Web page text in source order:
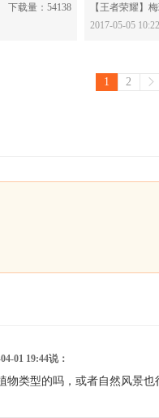
下载量：54138
2017-05-05
1 2
01 19:44说：
物类型的吗，或者自然风景